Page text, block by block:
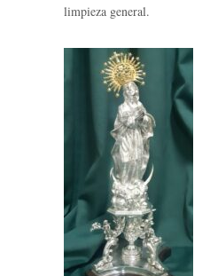
limpieza general.